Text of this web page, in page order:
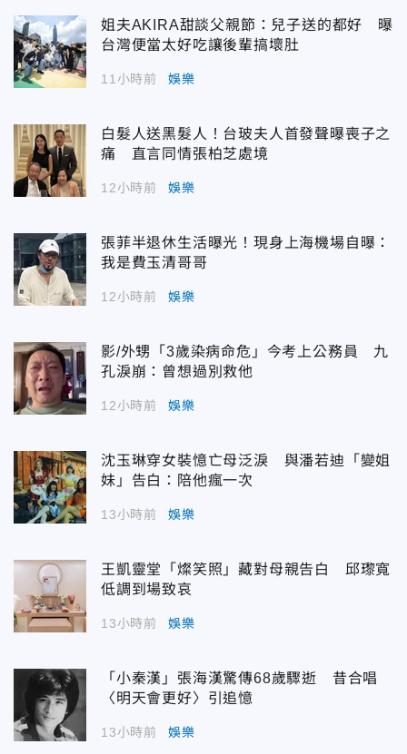
姐夫AKIRA甜談父親節：兒子送的都好 曝
台灣便當太好吃讓後輩搞壞肚
11小時前 娛樂
白髮人送黑髮人！台玻夫人首發聲曝喪子之
痛 直言同情張柏芝處境
12小時前 娛樂
張菲半退休生活曝光！現身上海機場自曝：
我是費玉清哥哥
12小時前 娛樂
影/外甥「3歲染病命危」今考上公務員 九
孔淚崩：曾想過別救他
12小時前 娛樂
沈玉琳穿女裝憶亡母泛淚 與潘若迪「變姐
妹」告白：陪他瘋一次
13小時前 娛樂
王凱靈堂「燦笑照」藏對母親告白 邱瓈寬
低調到場致哀
13小時前 娛樂
「小秦漢」張海漢驚傳68歲驟逝 昔合唱
〈明天會更好〉引追憶
13小時前 娛樂